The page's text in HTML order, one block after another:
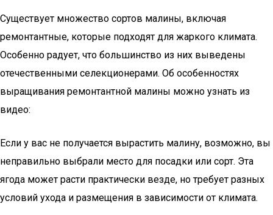
Существует множество сортов малины, включая
ремонтантные, которые подходят для жаркого климата.
Особенно радует, что большинство из них выведены
отечественными селекционерами. Об особенностях
выращивания ремонтантной малины можно узнать из
видео:
Если у вас не получается вырастить малину, возможно, вы
неправильно выбрали место для посадки или сорт. Эта
ягода может расти практически везде, но требует разных
условий ухода и размещения в зависимости от климата.